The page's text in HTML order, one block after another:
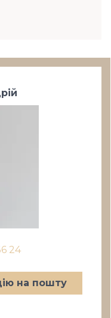
24
на пошту